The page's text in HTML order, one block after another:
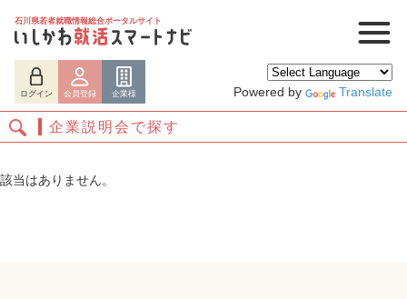
石川県若者就職情報総合ポータルサイト
ログイン 会員登録 企業様 Powered by Translate
企業説明会で探す
該当はありません。